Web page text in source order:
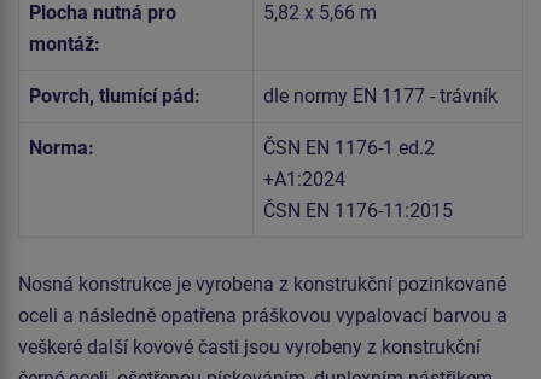
Plocha nutná pro
montáž:
5,82 x 5,66 m
Povrch, tlumící pád: dle normy EN 1177 - trávník
Norma:
ČSN EN 1176-1 ed.2
+A1:2024
ČSN EN 1176-11:2015
Nosná konstrukce je vyrobena z konstrukční pozinkované
oceli a následně opatřena práškovou vypalovací barvou a
veškeré další kovové časti jsou vyrobeny z konstrukční